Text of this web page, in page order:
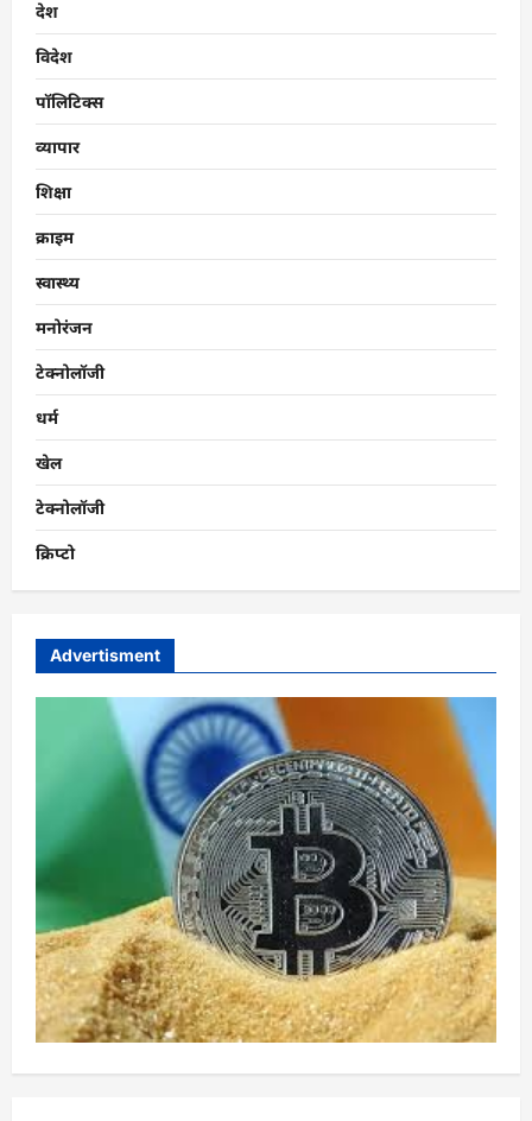
देश
विदेश
पॉलिटिक्स
व्यापार
शिक्षा
क्राइम
स्वास्थ्य
मनोरंजन
टेक्नोलॉजी
धर्म
खेल
टेक्नोलॉजी
क्रिप्टो
Advertisment